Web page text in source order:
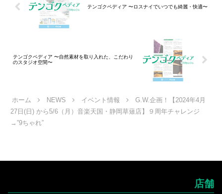
テンゴクペディア 〜ロスナイでいつでも綺麗・快適〜
テンゴクペディア 〜自然素材を取り入れた、こだわり
のスタジオ空間〜
ホーム NEWS イベント情報
G.W.企画！【2024年4月
27日(日) から5/6（月）音楽天国・静岡草薙店】９周年チャレンジ
→”9ちゃれ”
店舗